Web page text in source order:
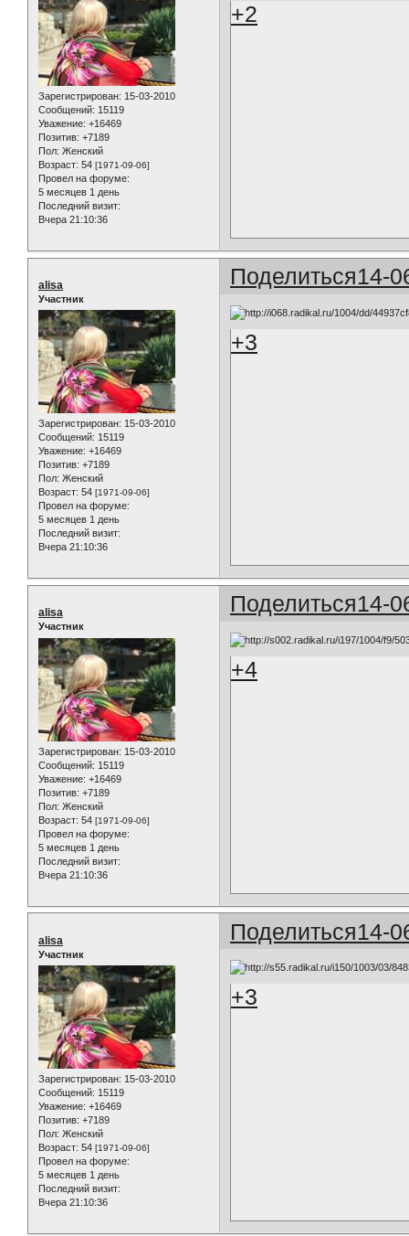
Зарегистрирован: 15-03-2010
Сообщений: 15119
Уважение: +16469
Позитив: +7189
Пол: Женский
Возраст: 54 [1971-09-06]
Провел на форуме:
5 месяцев 1 день
Последний визит:
Вчера 21:10:36
+2
Поделиться14-
alisa
Участник
Зарегистрирован: 15-03-2010
Сообщений: 15119
Уважение: +16469
Позитив: +7189
Пол: Женский
Возраст: 54 [1971-09-06]
Провел на форуме:
5 месяцев 1 день
Последний визит:
Вчера 21:10:36
+3
Поделиться14-
alisa
Участник
Зарегистрирован: 15-03-2010
Сообщений: 15119
Уважение: +16469
Позитив: +7189
Пол: Женский
Возраст: 54 [1971-09-06]
Провел на форуме:
5 месяцев 1 день
Последний визит:
Вчера 21:10:36
+4
Поделиться14-
alisa
Участник
Зарегистрирован: 15-03-2010
Сообщений: 15119
Уважение: +16469
Позитив: +7189
Пол: Женский
Возраст: 54 [1971-09-06]
Провел на форуме:
5 месяцев 1 день
Последний визит:
Вчера 21:10:36
+3